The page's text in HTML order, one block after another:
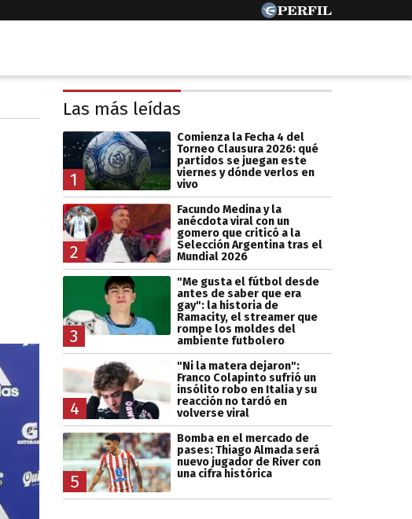
Las más leídas
1
Comienza la Fecha 4 del
Torneo Clausura 2026: qué
partidos se juegan este
viernes y dónde verlos en
vivo
2
Facundo Medina y la
anécdota viral con un
gomero que criticó a la
Selección Argentina tras el
Mundial 2026
3
"Me gusta el fútbol desde
antes de saber que era
gay": la historia de
Ramacity, el streamer que
rompe los moldes del
ambiente futbolero
4
"Ni la matera dejaron":
Franco Colapinto sufrió un
insólito robo en Italia y su
reacción no tardó en
volverse viral
5
Bomba en el mercado de
pases: Thiago Almada será
nuevo jugador de River con
una cifra histórica